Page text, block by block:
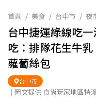
首頁 / 美食 / 台中市 / 夜
台中捷運綠線吃
吃：排隊花生牛
蘿蔔絲包
台中市
｜圖文提供 食尚玩家地區特